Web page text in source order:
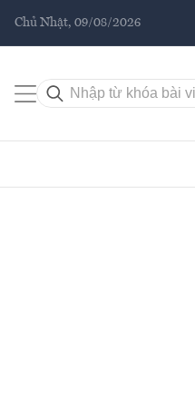
Chủ Nhật, 09/08/2026